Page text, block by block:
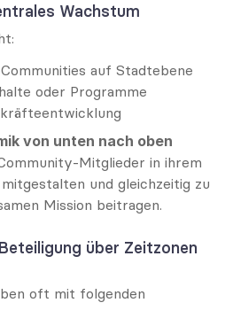
Wachstum
auf Stadtebene
oder Programme
von unten nach oben
Mitglieder in ihrem
und gleichzeitig zu
Mission beitragen.
über Zeitzonen
oft mit folgenden